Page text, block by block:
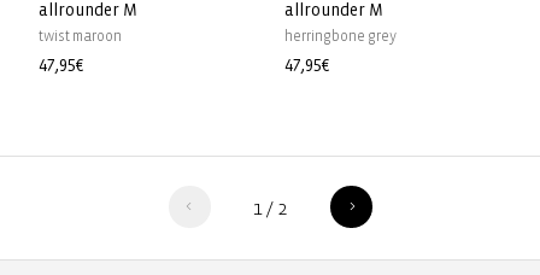
allrounder M
twist maroon
Prix
47,95€
allrounder M
herringbone grey
Prix
47,95€
1 / 2